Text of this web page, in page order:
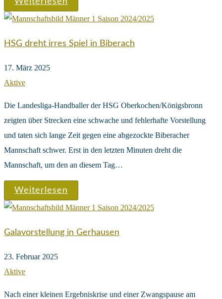
HSG dreht irres Spiel in Biberach
17. März 2025
Aktive
Die Landesliga-Handballer der HSG Oberkochen/Königsbronn
zeigten über Strecken eine schwache und fehlerhafte Vorstellung
und taten sich lange Zeit gegen eine abgezockte Biberacher
Mannschaft schwer. Erst in den letzten Minuten dreht die
Mannschaft, um den an diesem Tag…
Weiterlesen
Galavorstellung in Gerhausen
23. Februar 2025
Aktive
Nach einer kleinen Ergebniskrise und einer Zwangspause am